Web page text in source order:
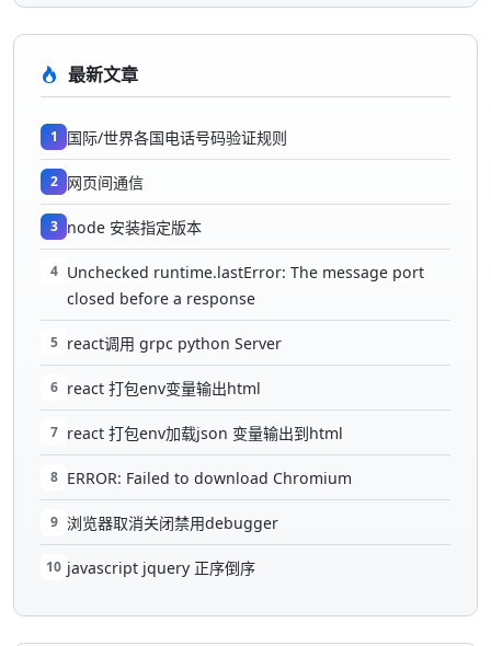
最新文章
1 国际/世界各国电话号码验证规则
2 网页间通信
3 node 安装指定版本
4 Unchecked runtime.lastError: The message port
closed before a response
5 react调用 grpc python Server
6 react 打包env变量输出html
7 react 打包env加载json 变量输出到html
8 ERROR: Failed to download Chromium
9 浏览器取消关闭禁用debugger
10 javascript jquery 正序倒序